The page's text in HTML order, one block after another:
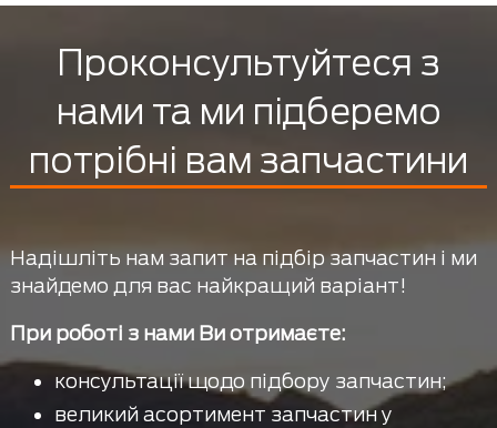
Проконсультуйтеся з
нами та ми підберемо
потрібні вам запчастини
Надішліть нам запит на підбір запчастин і ми
знайдемо для вас найкращий варіант!
При роботі з нами Ви отримаєте:
консультації щодо підбору запчастин;
великий асортимент запчастин у